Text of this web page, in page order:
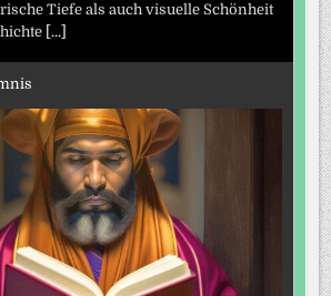
Tiefe als auch visuelle Schönheit
[...]